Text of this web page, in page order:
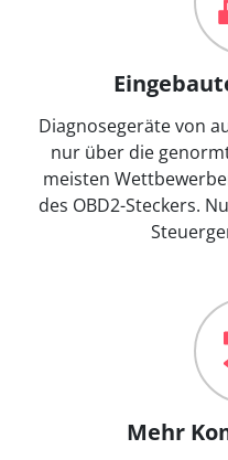
Diagnosegeräte von
nur über die
meisten
des OBD2-Steckers.
Mehr